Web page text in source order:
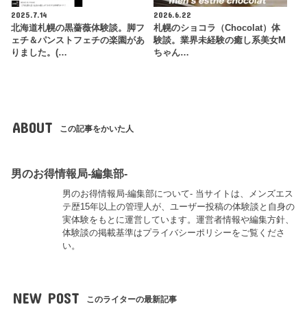
2025.7.14
北海道札幌の黒薔薇体験談。脚フ
ェチ＆パンストフェチの楽園があ
りました。(…
2026.6.22
札幌のショコラ（Chocolat）体
験談。業界未経験の癒し系美女M
ちゃん…
ABOUT この記事をかいた人
男のお得情報局-編集部-
男のお得情報局-編集部について- 当サイトは、メンズエス
テ歴15年以上の管理人が、ユーザー投稿の体験談と自身の
実体験をもとに運営しています。運営者情報や編集方針、
体験談の掲載基準はプライバシーポリシーをご覧くださ
い。
NEW POST このライターの最新記事